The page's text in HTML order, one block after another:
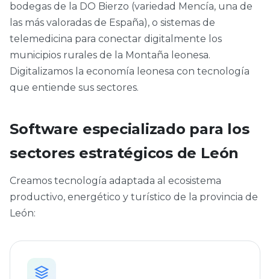
bodegas de la DO Bierzo (variedad Mencía, una de
las más valoradas de España), o sistemas de
telemedicina para conectar digitalmente los
municipios rurales de la Montaña leonesa.
Digitalizamos la economía leonesa con tecnología
que entiende sus sectores.
Software especializado para los
sectores estratégicos de León
Creamos tecnología adaptada al ecosistema
productivo, energético y turístico de la provincia de
León: